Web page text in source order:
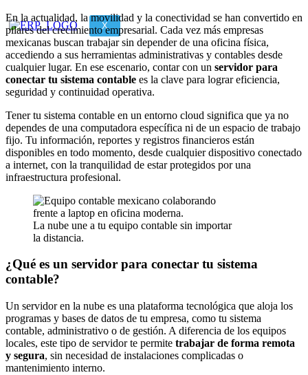
X
En la actualidad, la movilidad y la conectividad se han convertido en
pilares del crecimiento empresarial. Cada vez más empresas
mexicanas buscan trabajar sin depender de una oficina física,
accediendo a sus herramientas administrativas y contables desde
cualquier lugar. En ese escenario, contar con un servidor para
conectar tu sistema contable es la clave para lograr eficiencia,
seguridad y continuidad operativa.
Tener tu sistema contable en un entorno cloud significa que ya no
dependes de una computadora específica ni de un espacio de trabajo
fijo. Tu información, reportes y registros financieros están
disponibles en todo momento, desde cualquier dispositivo conectado
a internet, con la tranquilidad de estar protegidos por una
infraestructura profesional.
La nube une a tu equipo contable sin importar
la distancia.
¿Qué es un servidor para conectar tu sistema
contable?
Un servidor en la nube es una plataforma tecnológica que aloja los
programas y bases de datos de tu empresa, como tu sistema
contable, administrativo o de gestión. A diferencia de los equipos
locales, este tipo de servidor te permite trabajar de forma remota
y segura, sin necesidad de instalaciones complicadas o
mantenimiento interno.